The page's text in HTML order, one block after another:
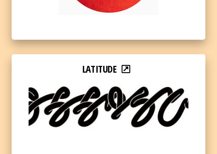
LATITUDE